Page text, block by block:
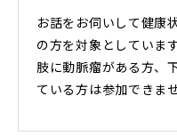
お話をお伺いして健康
の方を対象としていま
肢に動脈瘤がある方、
ている方は参加できませ